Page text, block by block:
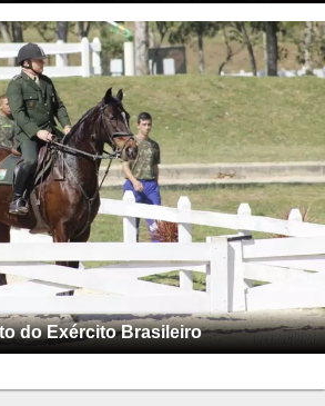
do Exército Brasileiro